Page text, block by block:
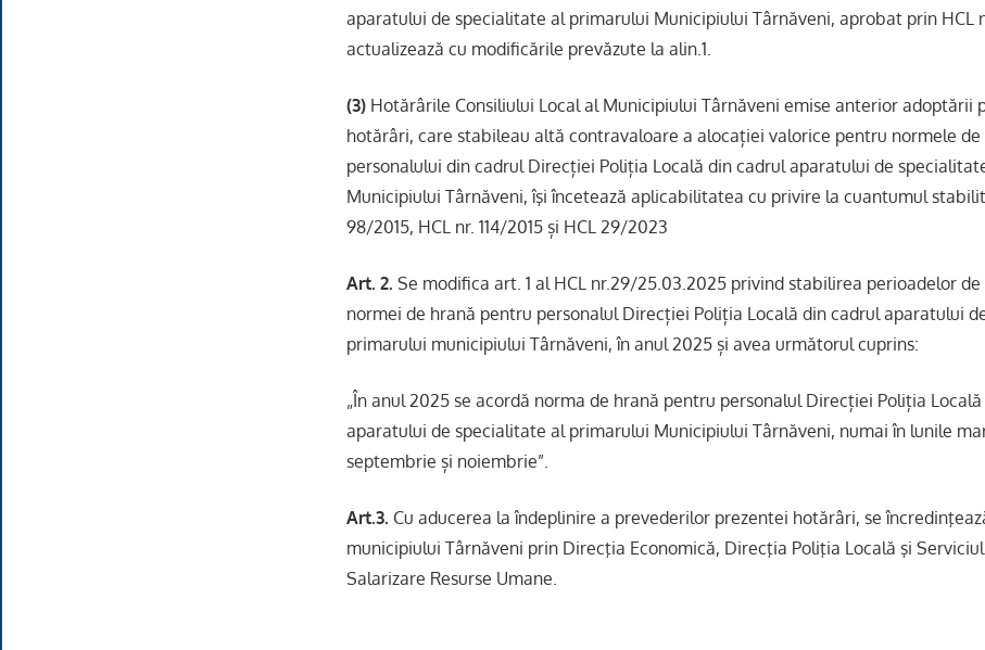
aparatului de specialitate al primarului Municipiului Târnăveni, aprobat prin HCL
actualizează cu modificările prevăzute la alin.1.
(3) Hotărârile Consiliului Local al Municipiului Târnăveni emise anterior adoptării
hotărâri, care stabileau altă contravaloare a alocației valorice pentru normele
personalului din cadrul Direcției Poliția Locală din cadrul aparatului de
Municipiului Târnăveni, îşi încetează aplicabilitatea cu privire la cuantumul
98/2015, HCL nr. 114/2015 și HCL 29/2023
Art. 2. Se modifica art. 1 al HCL nr.29/25.03.2025 privind stabilirea perioadelor
normei de hrană pentru personalul Direcției Poliția Locală din cadrul aparatului
primarului municipiului Târnăveni, în anul 2025 și avea următorul cuprins:
„În anul 2025 se acordă norma de hrană pentru personalul Direcției Poliția
aparatului de specialitate al primarului Municipiului Târnăveni, numai în lunile
septembrie și noiembrie”.
Art.3. Cu aducerea la îndeplinire a prevederilor prezentei hotărâri, se
municipiului Târnăveni prin Direcţia Economică, Direcţia Poliţia Locală şi
Salarizare Resurse Umane.